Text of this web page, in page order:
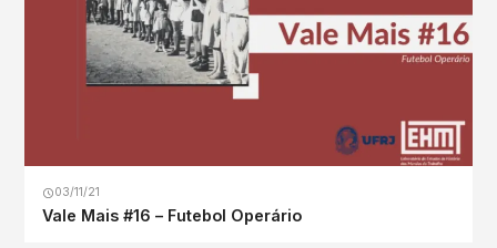
03/11/21
Vale Mais #16 – Futebol Operário